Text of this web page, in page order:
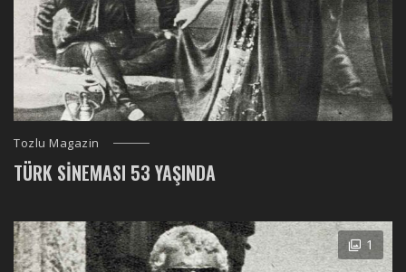
Tozlu Magazin
TÜRK SINEMASI 53 YAŞINDA
1